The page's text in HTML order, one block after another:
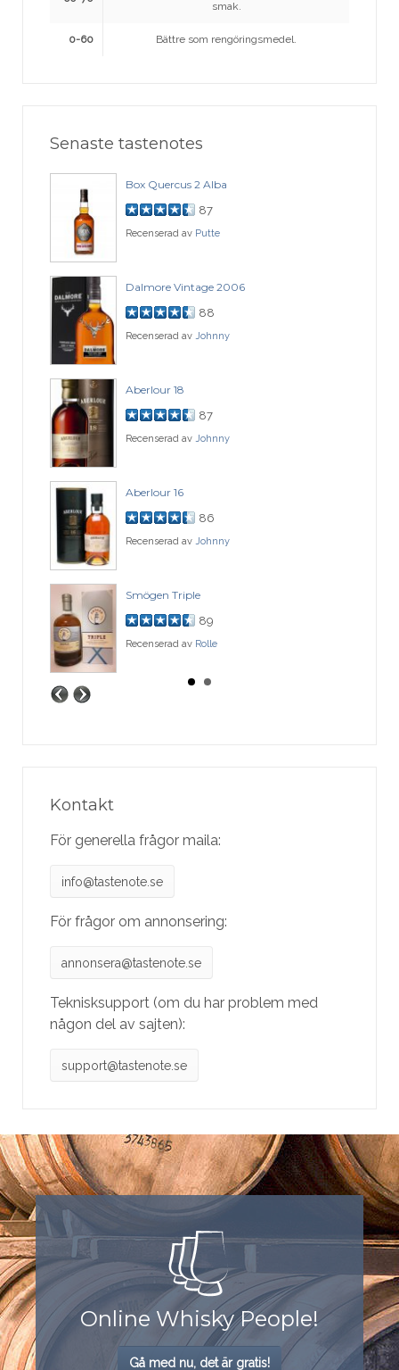
smak.
0-60 Bättre som rengöringsmedel.
Senaste tastenotes
Box Quercus 2 Alba
87
Recenserad av Putte
Dalmore Vintage 2006
88
Recenserad av Johnny
Aberlour 18
87
Recenserad av Johnny
Aberlour 16
86
Recenserad av Johnny
Smögen Triple
89
Recenserad av Rolle
Kontakt
För generella frågor maila:
info@tastenote.se
För frågor om annonsering:
annonsera@tastenote.se
Teknisksupport (om du har problem med
någon del av sajten):
support@tastenote.se
Online Whisky People!
Gå med nu, det är gratis!